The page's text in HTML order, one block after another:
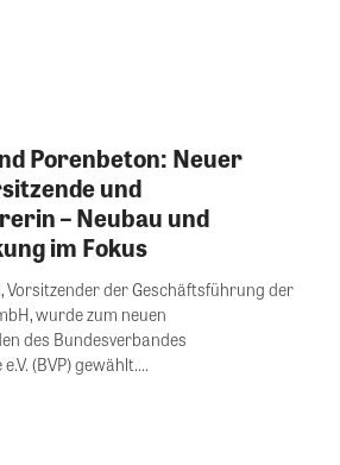
Porenbeton: Neuer
und
– Neubau und
im Fokus
Vorsitzender der Geschäftsführung der
wurde zum neuen
des Bundesverbandes
(BVP) gewählt....